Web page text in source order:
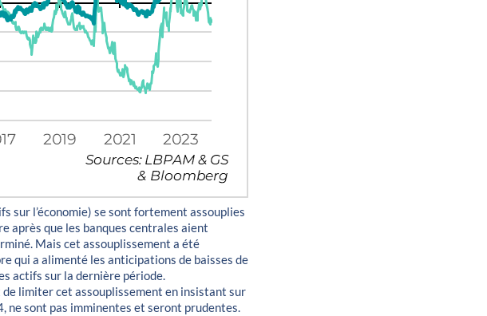
sur l’économie) se sont fortement assouplies
après que les banques centrales aient
Mais cet assouplissement a été
qui a alimenté les anticipations de baisses de
actifs sur la dernière période.
de limiter cet assouplissement en insistant sur
ne sont pas imminentes et seront prudentes.